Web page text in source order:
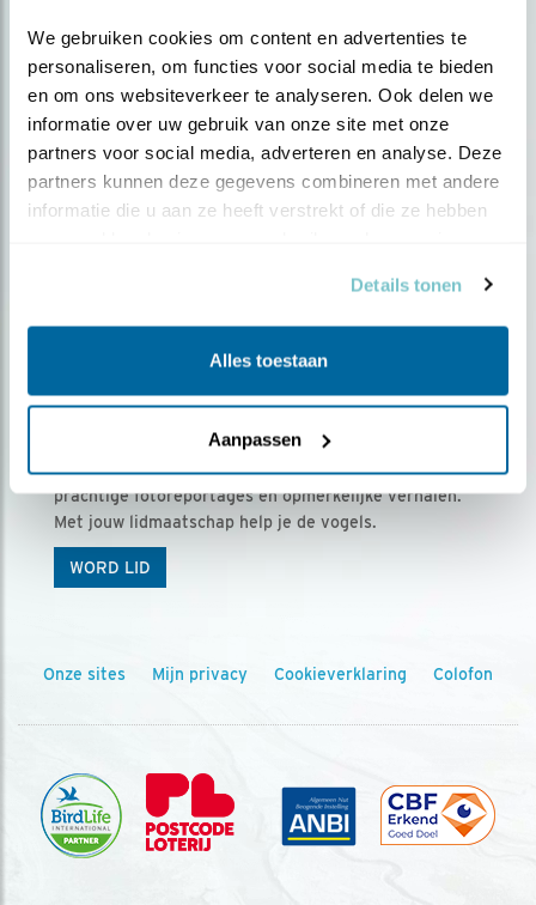
We gebruiken cookies om content en advertenties te
personaliseren, om functies voor social media te bieden
en om ons websiteverkeer te analyseren. Ook delen we
informatie over uw gebruik van onze site met onze
partners voor social media, adverteren en analyse. Deze
partners kunnen deze gegevens combineren met andere
informatie die u aan ze heeft verstrekt of die ze hebben
Details tonen
Alles toestaan
Aanpassen
Ontvang 5 x Vogels voor € 36,00 per jaar
Vogels is het tijdschrift voor onze leden, met
prachtige fotoreportages en opmerkelijke verhalen.
Met jouw lidmaatschap help je de vogels.
WORD LID
Onze sites Mijn privacy Cookieverklaring Colofon